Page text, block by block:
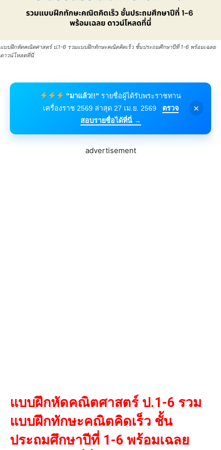
แบบฝึกหัดคณิตศาสตร์ ป.1-6 รวมแบบฝึกทักษะคณิตคิดเร็ว ชั้นประถมศึกษาปีที่ 1-6 พร้อมเฉลย
ดาวน์โหลดที่นี่
"มาแล้ว!!" รายชื่อผู้ได้รับพระราชทาน
เครื่องราช 2569 ล่าสุด 27 เม.ย. 2569
ตรวจ
สอบรายชื่อได้ที่นี่ →
×
advertisement
แบบฝึกหัดคณิตศาสตร์ ป.1-6 รวม
แบบฝึกทักษะคณิตคิดเร็ว ชั้น
ประถมศึกษาปีที่ 1-6 พร้อมเฉลย